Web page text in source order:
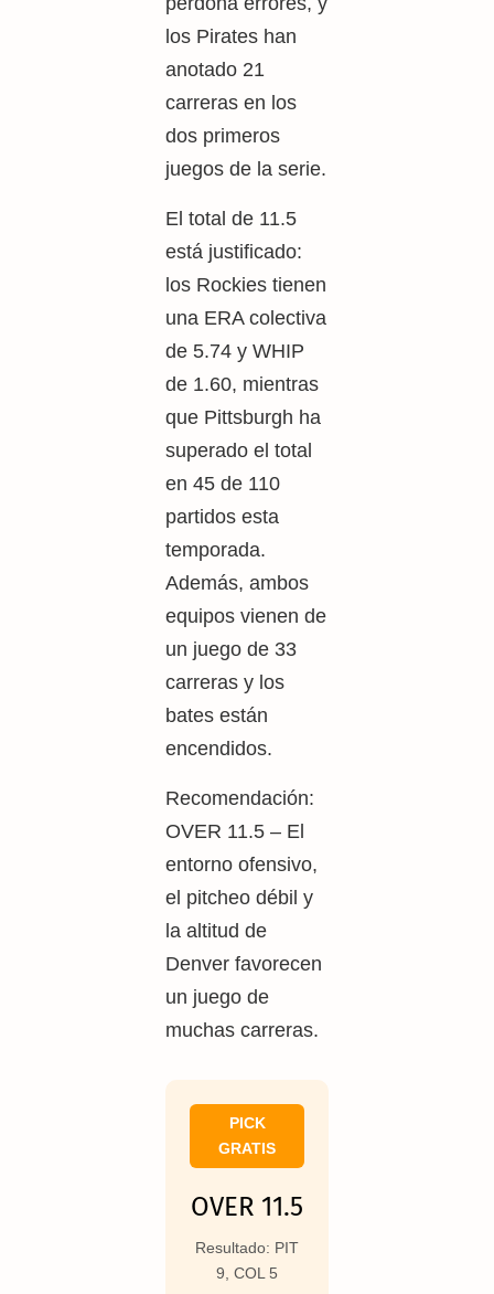
los Pirates han
anotado 21
carreras en los
dos primeros
juegos de la serie.
El total de 11.5
está justificado:
los Rockies tienen
una ERA colectiva
de 5.74 y WHIP
de 1.60, mientras
que Pittsburgh ha
superado el total
en 45 de 110
partidos esta
temporada.
Además, ambos
equipos vienen de
un juego de 33
carreras y los
bates están
encendidos.
Recomendación:
OVER 11.5 – El
entorno ofensivo,
el pitcheo débil y
la altitud de
Denver favorecen
un juego de
muchas carreras.
PICK
GRATIS
OVER 11.5
Resultado: PIT
9, COL 5